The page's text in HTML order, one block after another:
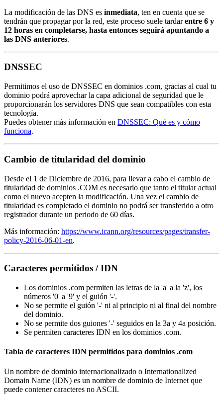
La modificación de las DNS es inmediata, ten en cuenta que se
tendrán que propagar por la red, este proceso suele tardarentre 6 y
12 horas en completarse, hasta entonces seguirá apuntando a
las DNS anteriores.
DNSSEC
Permitimos el uso de DNSSEC en dominios .com, gracias al cual tu
dominio podrá aprovechar la capa adicional de seguridad que le
proporcionarán los servidores DNS que sean compatibles con esta
tecnología.
Puedes obtener más información en DNSSEC: Qué es y cómo
funciona.
Cambio de titularidad del dominio
Desde el 1 de Diciembre de 2016, para llevar a cabo el cambio de
titularidad de dominios .COM es necesario que tanto el titular actual
como el nuevo acepten la modificación. Una vez el cambio de
titularidad es completado el dominio no podrá ser transferido a otro
registrador durante un periodo de 60 días.
Más información: https://www.icann.org/resources/pages/transfer-
policy-2016-06-01-en.
Caracteres permitidos / IDN
Los dominios .com permiten las letras de la 'a' a la 'z', los
números '0' a '9' y el guión '-'.
No se permite el guión '-' ni al principio ni al final del nombre
del dominio.
No se permite dos guiones '-' seguidos en la 3a y 4a posición.
Se permiten caracteres IDN en los dominios .com.
Tabla de caracteres IDN permitidos para dominios .com
Un nombre de dominio internacionalizado o Internationalized
Domain Name (IDN) es un nombre de dominio de Internet que
puede contener caracteres no ASCII.